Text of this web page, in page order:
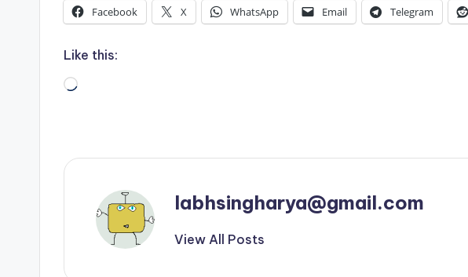
Facebook X WhatsApp Email Telegram
Like this:
Loading…
labhsingharya@gmail.com
View All Posts